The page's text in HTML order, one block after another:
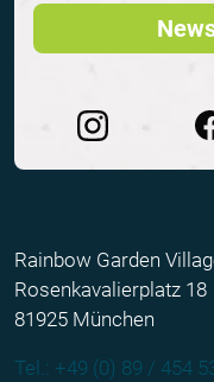
Rainbow Garden
Rosenkavalierplatz 18
81925 München
Tel.: +49 (0) 89 / 454